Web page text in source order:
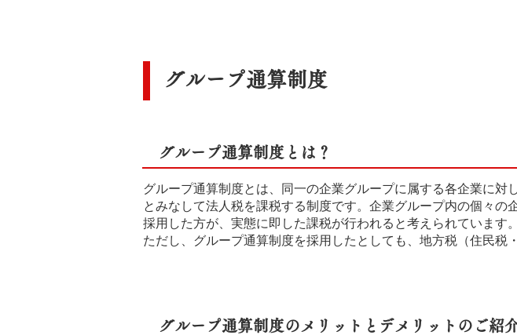
グループ通算制度
グループ通算制度とは？
グループ通算制度とは、同一の企業グループに属する各企業に
とみなして法人税を課税する制度です。企業グループ内の個々
採用した方が、実態に即した課税が行われると考えられています。
ただし、グループ通算制度を採用したとしても、地方税（住民税
グループ通算制度のメリットとデメリットのご紹